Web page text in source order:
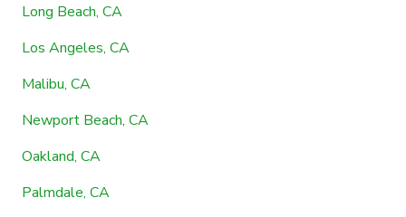
Long Beach, CA
Los Angeles, CA
Malibu, CA
Newport Beach, CA
Oakland, CA
Palmdale, CA